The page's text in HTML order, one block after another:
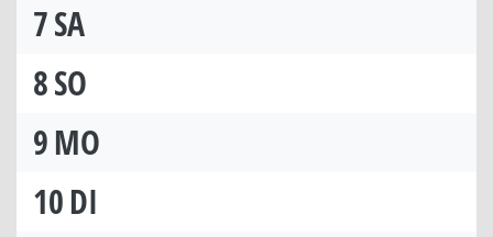
7SA
8SO
9MO
10DI